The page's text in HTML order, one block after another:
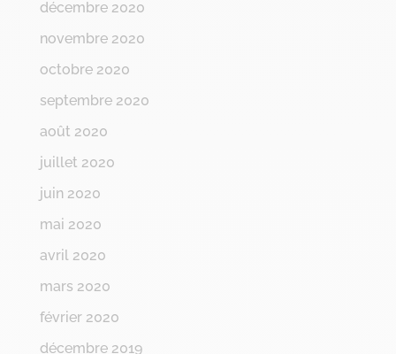
décembre 2020
novembre 2020
octobre 2020
septembre 2020
août 2020
juillet 2020
juin 2020
mai 2020
avril 2020
mars 2020
février 2020
décembre 2019